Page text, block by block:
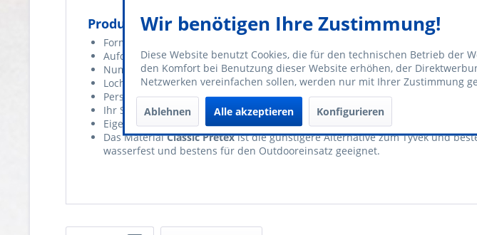
Produktinformationen "Startnummern "Go" 20x14,5 cm (ca.
Format: 20 x 14,5cm
Aufdruck: farbig/bunt
Nummerierung: nach Wunsch, standardmäßig 1 bis xxx
Lochung: auf Wunsch
Personalisierung: nein
Ihr Sponsoraufdruck: nein
Eigene Vorlagen: nein
Das MaterialClassic Pretexist die günstigere Alternative zum Tyvek und
wasserfest und bestens für den Outdooreinsatz geeignet.
Wir benötigen Ihre Zustimmung!
Diese Website benutzt Cookies, die für den technischen Betrieb der
den Komfort bei Benutzung dieser Website erhöhen, der
Netzwerken vereinfachen sollen, werden nur mit Ihrer Zustimmung
Ablehnen Alle akzeptieren Konfigurieren